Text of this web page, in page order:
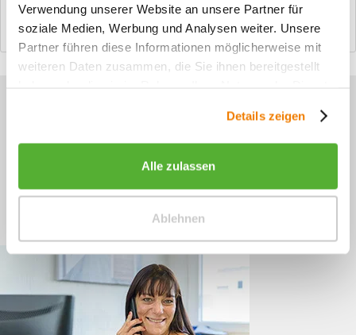
Verwendung unserer Website an unsere Partner für
soziale Medien, Werbung und Analysen weiter. Unsere
Partner führen diese Informationen möglicherweise mit
weiteren Daten zusammen, die Sie ihnen bereitgestellt
Details zeigen
Alle zulassen
Ablehnen
Bewertungen
0
Bewertungen lesen, schreiben und diskutieren...mehr
Sie haben Fragen zu unseren
+49 (0)4244 965 34 04
Mo - Do, 09:00 - 16:00 Uhr
und Fr, 09:00 - 13:00 Uhr